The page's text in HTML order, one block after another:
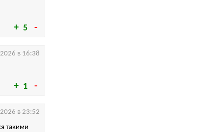
5
1
в 16:38
такими
в 23:52